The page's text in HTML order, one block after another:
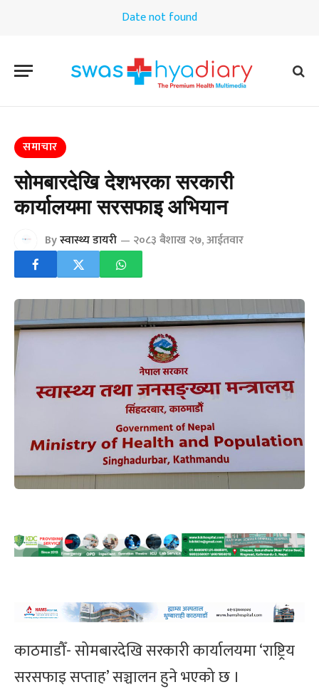
Date not found
समाचार
सोमबारदेखि देशभरका सरकारी
कार्यालयमा सरसफाइ अभियान
Byस्वास्थ्य डायरी २०८३ बैशाख २७, आईतवार
काठमाडौँ- सोमबारदेखि सरकारी कार्यालयमा ‘राष्ट्रिय
सरसफाइ सप्ताह’ सञ्चालन हुने भएको छ ।